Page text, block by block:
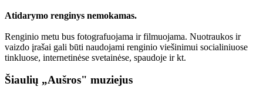
Atidarymo renginys nemokamas.
Renginio metu bus fotografuojama ir filmuojama. Nuotraukos ir
vaizdo įrašai gali būti naudojami renginio viešinimui socialiniuose
tinkluose, internetinėse svetainėse, spaudoje ir kt.
Šiaulių „Aušros" muziejus